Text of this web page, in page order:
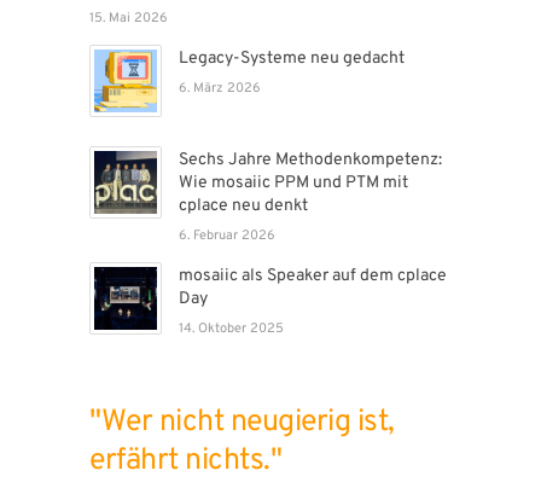
15. Mai 2026
Legacy-Systeme neu gedacht
6. März 2026
Sechs Jahre Methodenkompetenz:
Wie mosaiic PPM und PTM mit
cplace neu denkt
6. Februar 2026
mosaiic als Speaker auf dem cplace
Day
14. Oktober 2025
"Wer nicht neugierig ist,
erfährt nichts."